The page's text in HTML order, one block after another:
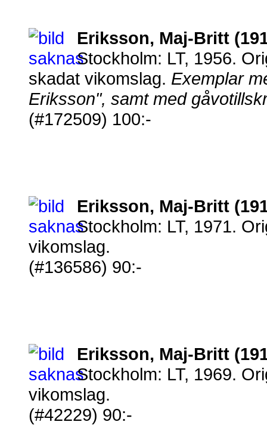
Eriksson, Maj-Britt
Stockholm: LT, 1956.
skadat vikomslag. Exemplar
Eriksson", samt med
(#172509) 100:-
Eriksson, Maj-Britt
Stockholm: LT, 1971.
vikomslag.
(#136586) 90:-
Eriksson, Maj-Britt
Stockholm: LT, 1969.
vikomslag.
(#42229) 90:-